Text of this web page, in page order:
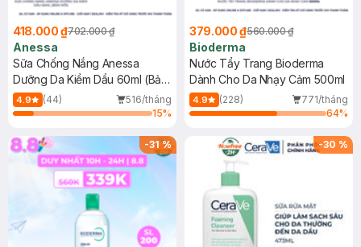
418.000 ₫702.000 ₫
Anessa
Sữa Chống Nắng Anessa
Dưỡng Da Kiềm Dầu 60ml (Bản
Mới)
4.9 (44)
516/tháng
15%
379.000 ₫560.000 ₫
Bioderma
Nước Tẩy Trang Bioderma
Dành Cho Da Nhạy Cảm 500ml
4.9 (228)
771/tháng
64%
-31% -30 %